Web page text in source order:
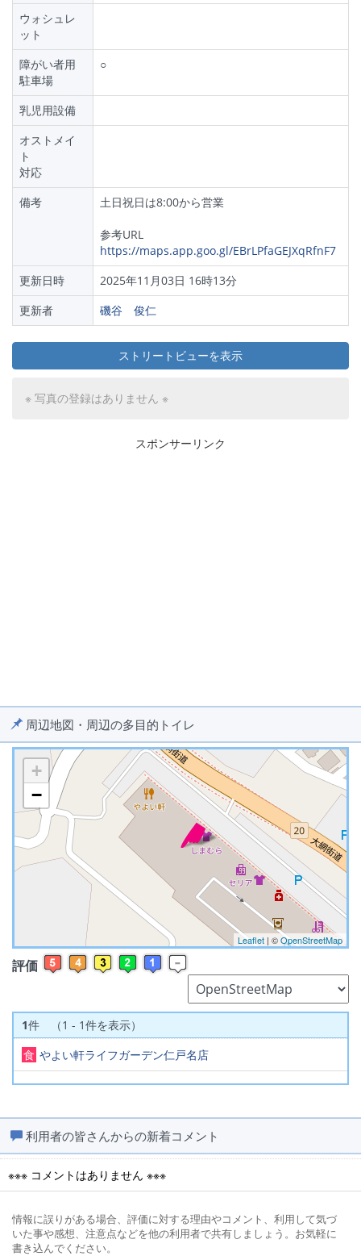
ウォシュレ
ット
障がい者用
駐車場
○
乳児用設備
オストメイ
ト
対応
備考
土日祝日は8:00から営業
参考URL
https://maps.app.goo.gl/EBrLPfaGEJXqRfnF7
更新日時
2025年11月03日 16時13分
更新者
磯谷 俊仁
ストリートビューを表示
※ 写真の登録はありません ※
スポンサーリンク
周辺地図・周辺の多目的トイレ
※ マップを検索、表示中です ※
+
−
Leaflet | ©OpenStreetMap
評価
1件 （1 - 1件を表示）
食 やよい軒ライフガーデン仁戸名店
利用者の皆さんからの新着コメント
※※※ コメントはありません ※※※
情報に誤りがある場合、評価に対する理由やコメント、利用して気づ
いた事や感想、注意点などを他の利用者で共有しましょう。お気軽に
書き込んでください。